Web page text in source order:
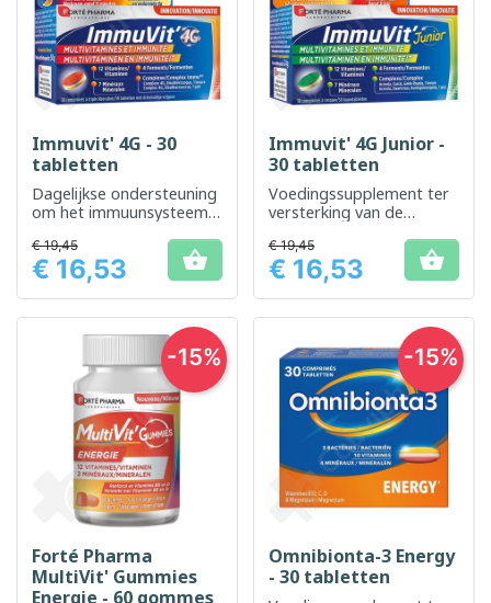
Immuvit' 4G - 30
tabletten
Dagelijkse ondersteuning
om het immuunsysteem
Immuvit
Prijs
€ 19,45
€ 16,53 
Immuvit' 4G Junior -
30 tabletten
Voedingssupplement ter
versterking van de
Prijs
€ 19,45
€ 16,53 
Forté Pharma
MultiVit' Gummies
Energie - 60 gommes
-15%
Omnibionta-3 Energy
- 30 tabletten
-15%